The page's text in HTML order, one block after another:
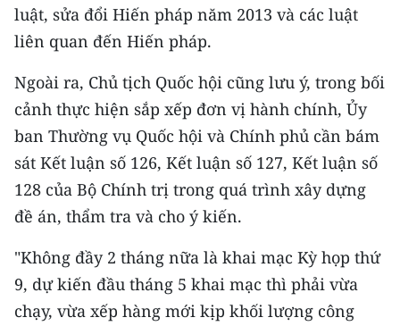
luật, sửa đổi Hiến pháp năm 2013 và các luật
liên quan đến Hiến pháp.
Ngoài ra, Chủ tịch Quốc hội cũng lưu ý, trong bối
cảnh thực hiện sắp xếp đơn vị hành chính, Ủy
ban Thường vụ Quốc hội và Chính phủ cần bám
sát Kết luận số 126, Kết luận số 127, Kết luận số
128 của Bộ Chính trị trong quá trình xây dựng
đề án, thẩm tra và cho ý kiến.
"Không đầy 2 tháng nữa là khai mạc Kỳ họp thứ
9, dự kiến đầu tháng 5 khai mạc thì phải vừa
chạy, vừa xếp hàng mới kịp khối lượng công